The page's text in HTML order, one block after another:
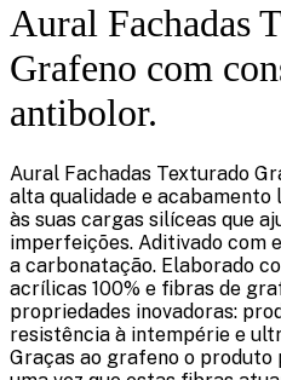
Aural Fachadas
Grafeno com
antibolor.
Aural Fachadas Texturado
alta qualidade e
às suas cargas silíceas que
imperfeições. Aditivado com
a carbonatação. Elaborado
acrílicas 100% e fibras de
propriedades inovadoras:
resistência à intempérie e
Graças ao grafeno o produto